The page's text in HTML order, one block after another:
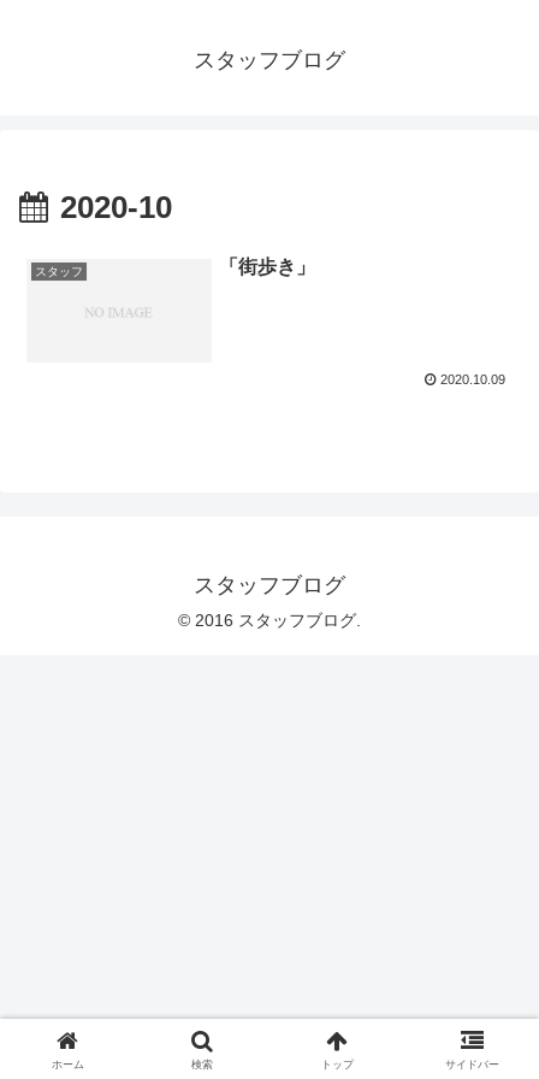
スタッフブログ
2020-10
スタッフ 「街歩き」
2020.10.09
スタッフブログ
© 2016 スタッフブログ.
ホーム 検索 トップ サイドバー